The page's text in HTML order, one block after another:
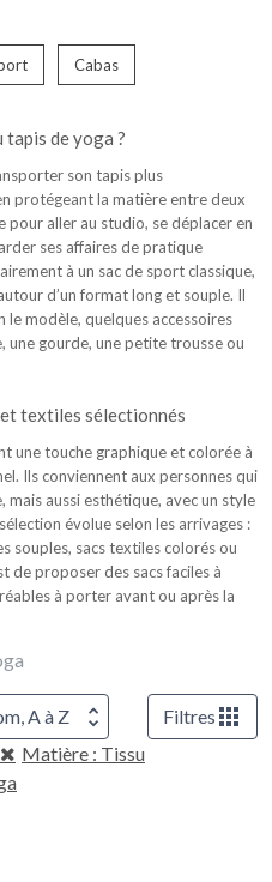
Cabas
tapis de yoga ?
son tapis plus
protégeant la matière entre deux
pour aller au studio, se déplacer en
ses affaires de pratique
à un sac de sport classique,
d’un format long et souple. Il
modèle, quelques accessoires
une gourde, une petite trousse ou
textiles sélectionnés
une touche graphique et colorée à
Ils conviennent aux personnes qui
aussi esthétique, avec un style
évolue selon les arrivages :
souples, sacs textiles colorés ou
de proposer des sacs faciles à
à porter avant ou après la
A à Z
Filtres
Matière : Tissu